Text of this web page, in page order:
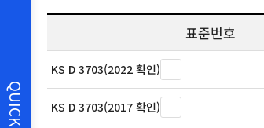
QUICK
표준번호
KS D 3703(2022 확인)
KS D 3703(2017 확인)